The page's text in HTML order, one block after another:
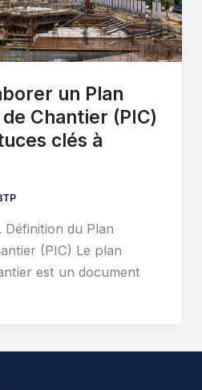
un Plan
Chantier (PIC)
clés à
Définition du Plan
(PIC) Le plan
est un document